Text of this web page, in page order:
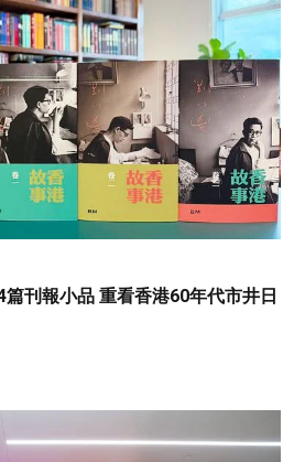
刊報小品 重看香港60年代市井日